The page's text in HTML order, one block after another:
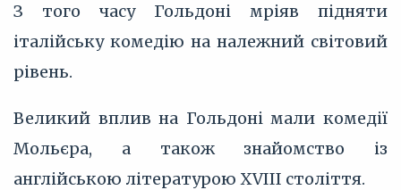
З того часу Гольдоні мріяв підняти
італійську комедію на належний світовий
рівень.
Великий вплив на Гольдоні мали комедії
Мольєра, а також знайомство із
англійською літературою XVIII століття.